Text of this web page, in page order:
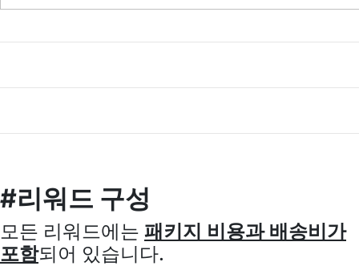
#리워드 구성
모든 리워드에는 패키지 비용과 배송비가
포함되어 있습니다.